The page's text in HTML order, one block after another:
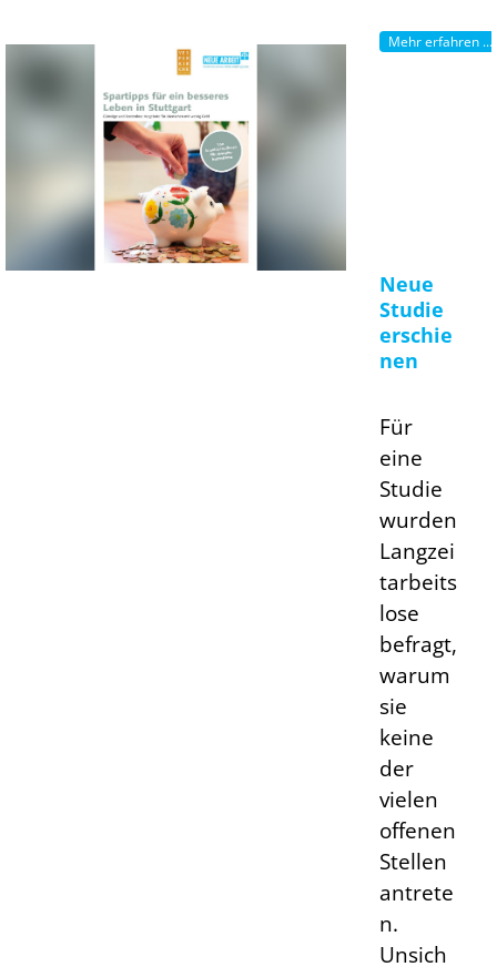
Mehr erfahren ...
Neue
Studie
erschie
nen
Für
eine
Studie
wurden
Langzei
tarbeits
lose
befragt,
warum
sie
keine
der
vielen
offenen
Stellen
antrete
n.
Unsich